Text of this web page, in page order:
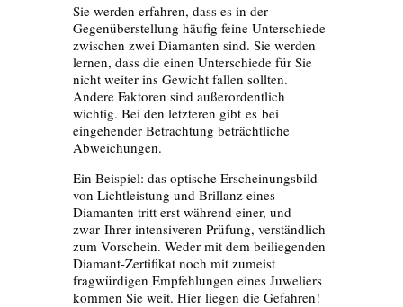
Sie werden erfahren, dass es in der
Gegenüberstellung häufig feine Unterschiede
zwischen zwei Diamanten sind. Sie werden
lernen, dass die einen Unterschiede für Sie
nicht weiter ins Gewicht fallen sollten.
Andere Faktoren sind außerordentlich
wichtig. Bei den letzteren gibtes bei
eingehender Betrachtung beträchtliche
Abweichungen.
Ein Beispiel: das optische Erscheinungsbild
von Lichtleistung und Brillanz eines
Diamanten tritt erst während einer, und
zwar Ihrer intensiveren Prüfung, verständlich
zum Vorschein. Weder mit dem beiliegenden
Diamant-Zertifikat noch mit zumeist
fragwürdigen Empfehlungen eines Juweliers
kommen Sie weit. Hier liegen die Gefahren!